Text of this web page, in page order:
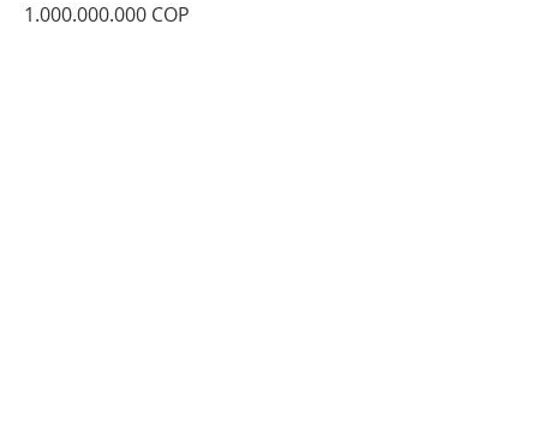
1.000.000.000 COP